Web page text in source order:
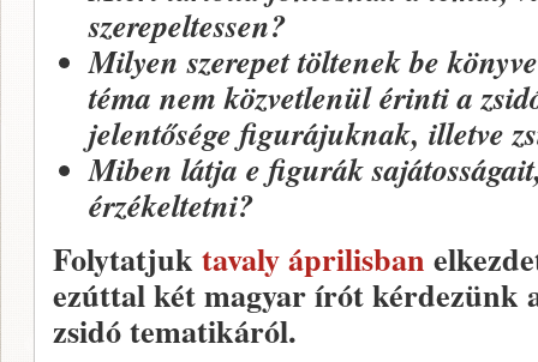
szerepeltessen?
Milyen szerepet töltenek be
téma nem közvetlenül érinti a
jelentősége figurájuknak, illetve
Miben látja e figurák
érzékeltetni?
Folytatjuk tavaly áprilisban
ezúttal két magyar írót kérdezünk
zsidó tematikáról.